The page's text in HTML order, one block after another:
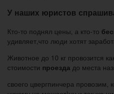
У наших юристов
Кто-то поднял цены, а кто-то
удивляет,что люди хотят
Животное до 10 кг провозится
стоимости проезда до места
своего цвергпинчера провозим,